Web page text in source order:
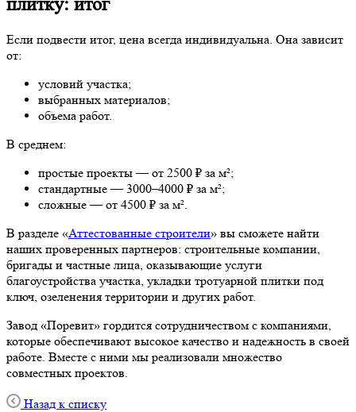
Если подвести итог, цена всегда индивидуальна. Она зависит
от:
условий участка;
выбранных материалов;
объема работ.
В среднем:
простые проекты — от 2500 ₽ за м²;
стандартные — 3000–4000 ₽ за м²;
сложные — от 4500 ₽ за м².
В разделе «Аттестованные строители» вы сможете найти
наших проверенных партнеров: строительные компании,
бригады и частные лица, оказывающие услуги
благоустройства участка, укладки тротуарной плитки под
ключ, озеленения территории и других работ.
Завод «Поревит» гордится сотрудничеством с компаниями,
которые обеспечивают высокое качество и надежность в своей
работе. Вместе с ними мы реализовали множество
совместных проектов.
Назад к списку